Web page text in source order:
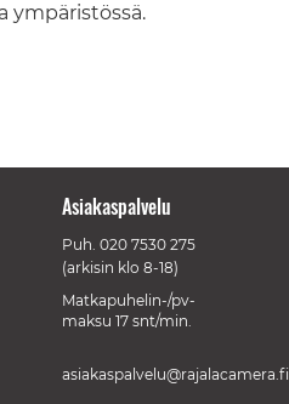
ympäristössä.
Asiakaspalvelu
Puh. 020 7530 275
(arkisin klo 8-18)
Matkapuhelin-/pv-
maksu 17 snt/min.
asiakaspalvelu@rajalacamera.fi